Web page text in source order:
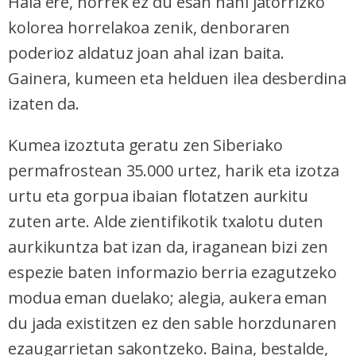
kolorea horrelakoa zenik, denboraren
poderioz aldatuz joan ahal izan baita.
Gainera, kumeen eta helduen ilea desberdina
izaten da.
Kumea izoztuta geratu zen Siberiako
permafrostean 35.000 urtez, harik eta izotza
urtu eta gorpua ibaian flotatzen aurkitu
zuten arte. Alde zientifikotik txalotu duten
aurkikuntza bat izan da, iraganean bizi zen
espezie baten informazio berria ezagutzeko
modua eman duelako; alegia, aukera eman
du jada existitzen ez den sable horzdunaren
ezaugarrietan sakontzeko. Baina, bestalde,